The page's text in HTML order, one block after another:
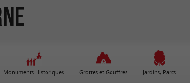
Monuments Historiques Grottes et Gouffres Jardins, Parcs